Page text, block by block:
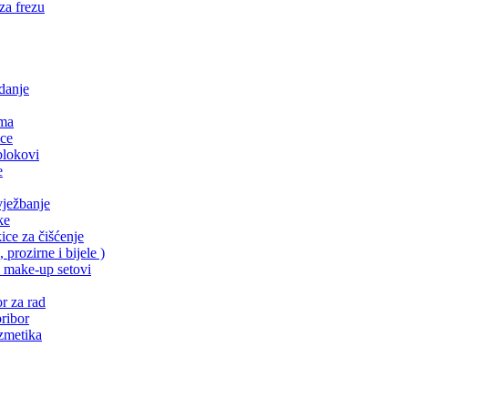
frezu
za čišćenje
prozirne i bijele )
up setovi
za rad